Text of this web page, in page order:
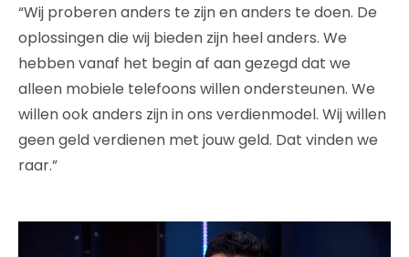
“Wij proberen anders te zijn en anders te doen. De
oplossingen die wij bieden zijn heel anders. We
hebben vanaf het begin af aan gezegd dat we
alleen mobiele telefoons willen ondersteunen. We
willen ook anders zijn in ons verdienmodel. Wij willen
geen geld verdienen met jouw geld. Dat vinden we
raar.”